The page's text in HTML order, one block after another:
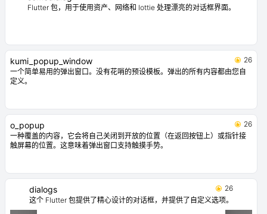
Flutter 包，用于使用资产、网络和 lottie 处理漂亮的对话框界面。
kumi_popup_window
26
一个简单易用的弹出窗口。没有花哨的预设模板。弹出的所有内容都由您自
定义。
o_popup
26
一种覆盖的内容，它会将自己关闭到开放的位置（在返回按钮上）或指针接
触屏幕的位置。这意味着弹出窗口支持触摸手势。
dialogs
26
这个 Flutter 包提供了精心设计的对话框，并提供了自定义选项。